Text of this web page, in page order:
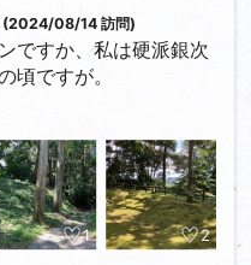
際に義経と同時に捕ら
緒方神社があり、高さ
ります。
に用作公園の南西に隣
、はっきりしないそう
と表示が有りますが一
分かりませんが南西部
志賀氏の居城は志賀
(2024/08/14 訪問)
ですか、私は硬派銀次
頃ですが。
でした。本格的に城訪
変わると全く風景が違
っけ？」土塁見ては
続でした。
1 2